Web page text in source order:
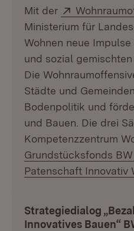
Mit der Extern:
Ministerium für
Wohnen neue
und sozial gemischten
Die
Städte und
Bodenpolitik und
und Bauen. Die drei
Kompetenzzentrum
Grundstücksfonds BW
Patenschaft Innovativ
Strategiedialog
Innovatives Bauen“